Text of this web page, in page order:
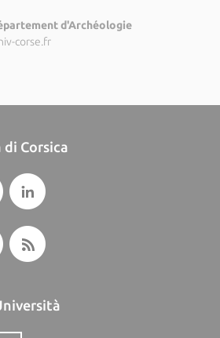
d'Archéologie
corse.fr
Corsica